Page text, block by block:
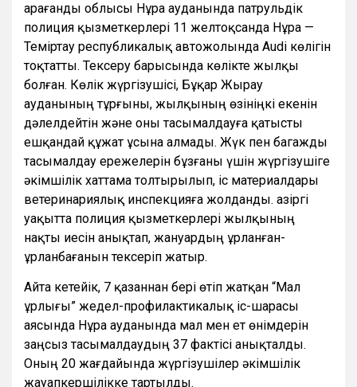
Қарағанды облысы Нұра ауданында патрульдік
полиция қызметкерлері 11 желтоқсанда Нұра —
Теміртау республикалық автожолында Audi көлігін
тоқтатты. Тексеру барысында көлікте жылқы
болған. Көлік жүргізушісі, Бұқар Жырау
ауданының тұрғыны, жылқының өзініңкі екенін
дәлелдейтін және оны тасымалдауға қатысты
ешқандай құжат ұсына алмады. Жүк пен багажды
тасымалдау ережелерін бұзғаны үшін жүргізушіге
әкімшілік хаттама толтырылып, іс материалдары
ветеринариялық инспекцияға жолданды. Қазіргі
уақытта полиция қызметкерлері жылқының
нақты иесін анықтап, жануардың ұрланған-
ұрланбағанын тексеріп жатыр.
Айта кетейік, 7 қазаннан бері өтіп жатқан “Мал
ұрлығы” жедел-профилактикалық іс-шарасы
аясында Нұра ауданында мал мен ет өнімдерін
заңсыз тасымалдаудың 37 фактісі анықталды.
Оның 20 жағдайында жүргізушілер әкімшілік
жауапкершілікке тартылды.